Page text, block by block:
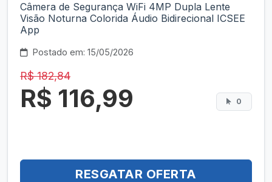
Câmera de Segurança WiFi 4MP Dupla Lente
Visão Noturna Colorida Áudio Bidirecional ICSEE
App
Postado em: 15/05/2026
R$ 182,84
R$ 116,99 0
RESGATAR OFERTA